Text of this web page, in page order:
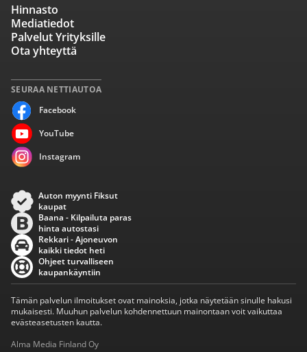
SEURAA NETTIAUTOA
Facebook
YouTube
Instagram
Hinnasto
Mediatiedot
Palvelut Yrityksille
Ota yhteyttä
Auton myynti Fiksut
kaupat
Baana - Kilpailuta paras
hinta autostasi
Rekkari - Ajoneuvon
kaikki tiedot heti
Ohjeet turvalliseen
kaupankäyntiin
Tämän palvelun ilmoitukset ovat mainoksia, jotka näytetään sinulle hakusi
mukaisesti. Muuhun palvelun kohdennettuun mainontaan voit vaikuttaa
evästeasetusten kautta.
Alma Media Finland Oy